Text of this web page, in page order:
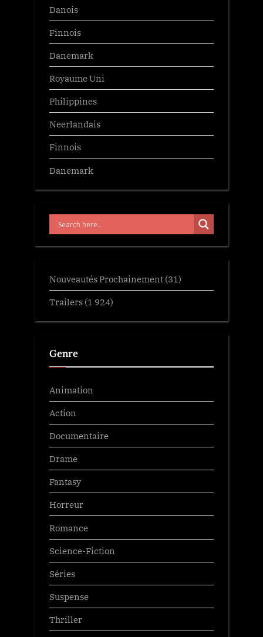
Danois
Finnois
Danemark
Royaume Uni
Philippines
Neerlandais
Finnois
Danemark
Nouveautés Prochainement (31)
Trailers (1 924)
Genre
Animation
Action
Documentaire
Drame
Fantasy
Horreur
Romance
Science-Fiction
Séries
Suspense
Thriller